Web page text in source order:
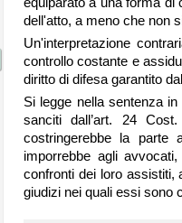
dell'atto, a meno che non
Un'interpretazione
controllo costante e
diritto di difesa garantito
Si legge nella sentenza
sanciti dall’art. 24
costringerebbe la parte
imporrebbe agli
confronti dei loro assistiti,
giudizi nei quali essi sono